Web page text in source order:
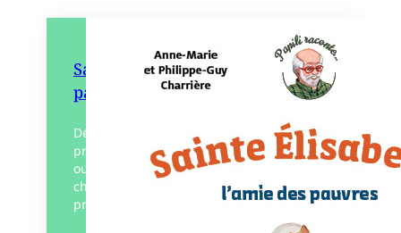
Sainte Élisabeth, l’amie des
pauvres
Découvrez la vie de sainte Élisabeth,
princesse et amie des pauvres, dans cet
ouvrage contenant également une frise
chronologique, un lexique et une carte-
prière. Dès 6 ans